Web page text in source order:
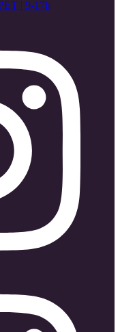
| 9-17h